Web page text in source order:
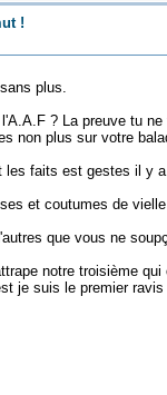
!
plus.
? La preuve tu
non plus sur votre
les faits est gestes il y
et coutumes de
que vous ne
notre troisième
je suis le premier ravis